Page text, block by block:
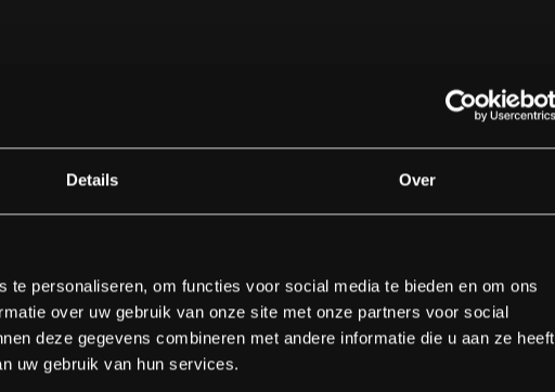
Details Over
te personaliseren, om functies voor social media te bieden en om ons
over uw gebruik van onze site met onze partners voor social
deze gegevens combineren met andere informatie die u aan ze heeft
uw gebruik van hun services.